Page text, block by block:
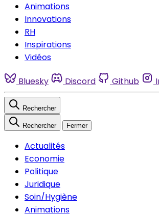
Animations
Innovations
RH
Inspirations
Vidéos
Bluesky Discord Github
Rechercher
Rechercher Fermer
Actualités
Economie
Politique
Juridique
Soin/Hygiène
Animations